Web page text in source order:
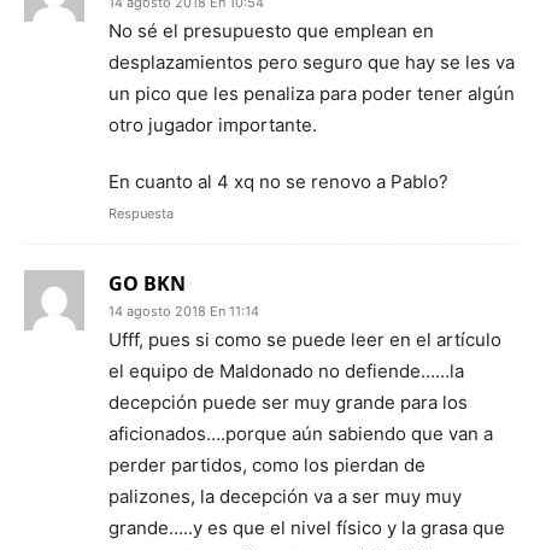
No sé el presupuesto que emplean en
desplazamientos pero seguro que hay se les va
un pico que les penaliza para poder tener algún
otro jugador importante.
En cuanto al 4 xq no se renovo a Pablo?
Respuesta
GO BKN
14 agosto 2018 En 11:14
Ufff, pues si como se puede leer en el artículo
el equipo de Maldonado no defiende……la
decepción puede ser muy grande para los
aficionados….porque aún sabiendo que van a
perder partidos, como los pierdan de
palizones, la decepción va a ser muy muy
grande…..y es que el nivel físico y la grasa que